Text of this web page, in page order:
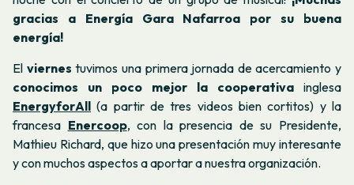
gracias a Energía Gara Nafarroa por su buena
energía!
El viernes tuvimos una primera jornada de acercamiento y
conocimos un poco mejor la cooperativa inglesa
EnergyforAll (a partir de tres videos bien cortitos) y la
francesa Enercoop, con la presencia de su Presidente,
Mathieu Richard, que hizo una presentación muy interesante
y con muchos aspectos a aportar a nuestra organización.